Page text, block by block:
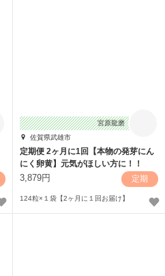
宮原龍磨
佐賀県武雄市
定期便 2ヶ月に1回【本物の発芽にん
にく卵黄】元気がほしい方に！！
3,879円 定期
124粒×１袋【2ヶ月に１回お届け】